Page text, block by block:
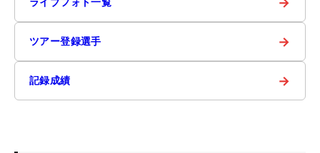
ライブフォト一覧
ツアー登録選手 →
記録成績 →